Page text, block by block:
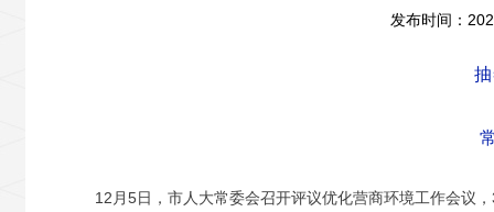
发布时间：
12月5日，市人大常委会召开评议优化营商环境工作会议